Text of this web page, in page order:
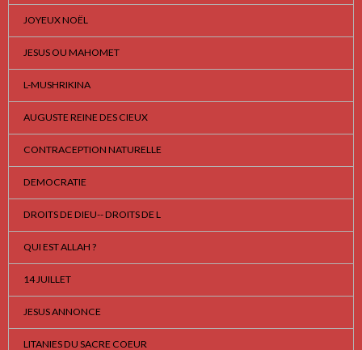
JOYEUX NOËL
JESUS OU MAHOMET
L-MUSHRIKINA
AUGUSTE REINE DES CIEUX
CONTRACEPTION NATURELLE
DEMOCRATIE
DROITS DE DIEU-- DROITS DE L
QUI EST ALLAH ?
14 JUILLET
JESUS ANNONCE
LITANIES DU SACRE COEUR